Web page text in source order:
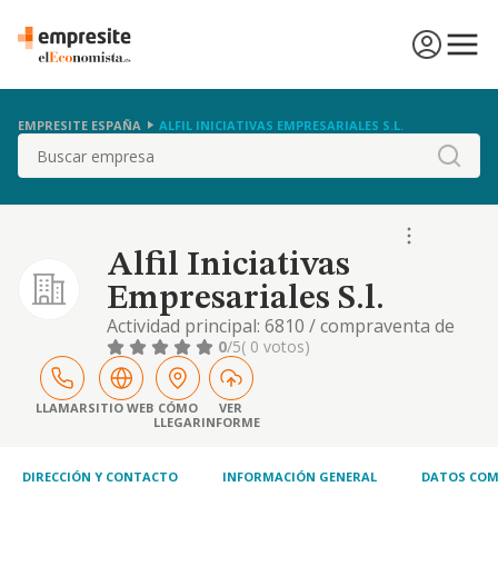
EMPRESITE ESPAÑA ALFIL INICIATIVAS EMPRESARIALES S.L.
Buscar
Alfil Iniciativas
Empresariales S.l.
Actividad principal: 6810 / compraventa de
bienes inmobiliarios por cuenta propia.
otras actividades: 4724 / comercio al por
menor de pan y productos de panaderia,
confiteria y pasteleria en establecimientos
especializados etc
0/5( 0 votos)
LLAMARSITIO WEB CÓMO
LLEGAR
VER
INFORME
DIRECCIÓN Y CONTACTO INFORMACIÓN GENERAL DATOS